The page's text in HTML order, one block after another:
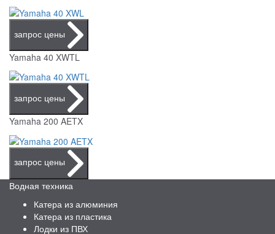
запрос цены
Yamaha 40 XWTL
запрос цены
Yamaha 200 AETX
запрос цены
Водная техника
Катера из алюминия
Катера из пластика
Лодки из ПВХ